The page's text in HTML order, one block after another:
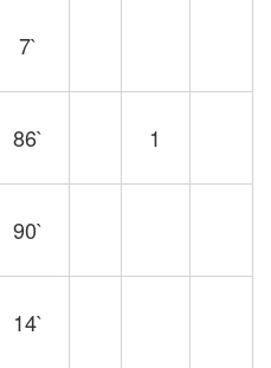
7`
86` 1
90`
14`